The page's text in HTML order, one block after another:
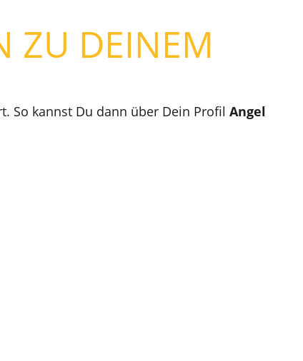
ZU DEINEM
So kannst Du dann über Dein Profil Angel